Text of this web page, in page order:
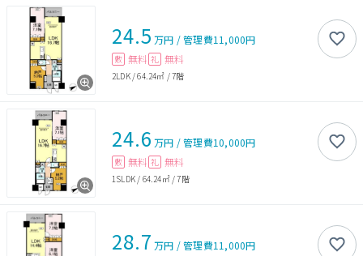
24.5 万円 /管理費11,000円
敷 無料 礼 無料
2LDK/64.24㎡ /7階
24.6 万円 /管理費10,000円
敷 無料 礼 無料
1SLDK / 64.24㎡/7階
28.7 万円 /管理費11,000円